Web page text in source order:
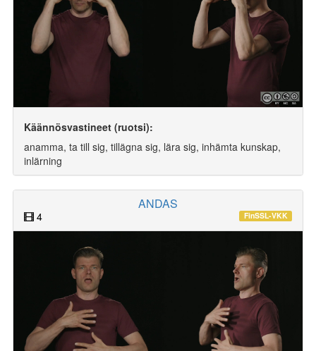
Käännösvastineet (ruotsi):
anamma, ta till sig, tillägna sig, lära sig, inhämta kunskap,
inlärning
ANDAS
4 FinSSL-VKK